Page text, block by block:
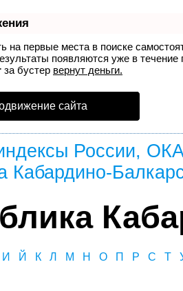
на первые места в поиске
появляются уже в
за бустер вернут деньги.
сайта
России,
Кабардино-
И Й К Л М Н О П Р С Т